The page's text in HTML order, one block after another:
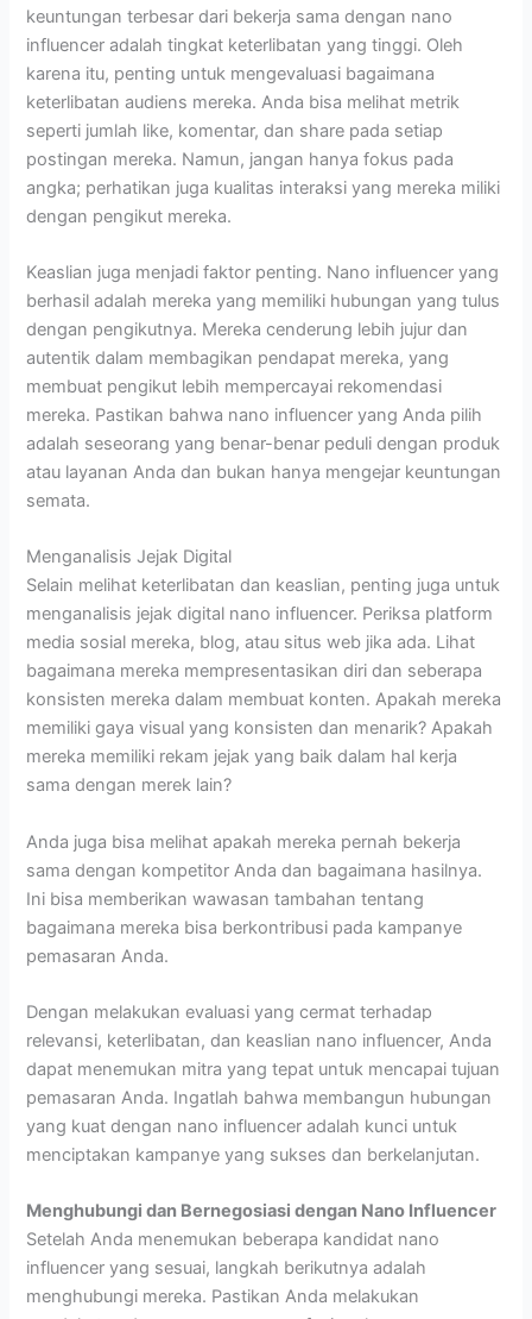
keuntungan terbesar dari bekerja sama dengan nano
influencer adalah tingkat keterlibatan yang tinggi. Oleh
karena itu, penting untuk mengevaluasi bagaimana
keterlibatan audiens mereka. Anda bisa melihat metrik
seperti jumlah like, komentar, dan share pada setiap
postingan mereka. Namun, jangan hanya fokus pada
angka; perhatikan juga kualitas interaksi yang mereka miliki
dengan pengikut mereka.
Keaslian juga menjadi faktor penting. Nano influencer yang
berhasil adalah mereka yang memiliki hubungan yang tulus
dengan pengikutnya. Mereka cenderung lebih jujur dan
autentik dalam membagikan pendapat mereka, yang
membuat pengikut lebih mempercayai rekomendasi
mereka. Pastikan bahwa nano influencer yang Anda pilih
adalah seseorang yang benar-benar peduli dengan produk
atau layanan Anda dan bukan hanya mengejar keuntungan
semata.
Menganalisis Jejak Digital
Selain melihat keterlibatan dan keaslian, penting juga untuk
menganalisis jejak digital nano influencer. Periksa platform
media sosial mereka, blog, atau situs web jika ada. Lihat
bagaimana mereka mempresentasikan diri dan seberapa
konsisten mereka dalam membuat konten. Apakah mereka
memiliki gaya visual yang konsisten dan menarik? Apakah
mereka memiliki rekam jejak yang baik dalam hal kerja
sama dengan merek lain?
Anda juga bisa melihat apakah mereka pernah bekerja
sama dengan kompetitor Anda dan bagaimana hasilnya.
Ini bisa memberikan wawasan tambahan tentang
bagaimana mereka bisa berkontribusi pada kampanye
pemasaran Anda.
Dengan melakukan evaluasi yang cermat terhadap
relevansi, keterlibatan, dan keaslian nano influencer, Anda
dapat menemukan mitra yang tepat untuk mencapai tujuan
pemasaran Anda. Ingatlah bahwa membangun hubungan
yang kuat dengan nano influencer adalah kunci untuk
menciptakan kampanye yang sukses dan berkelanjutan.
Menghubungi dan Bernegosiasi dengan Nano Influencer
Setelah Anda menemukan beberapa kandidat nano
influencer yang sesuai, langkah berikutnya adalah
menghubungi mereka. Pastikan Anda melakukan